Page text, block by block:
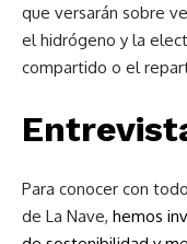
que versarán sobre
el hidrógeno y la
compartido o el
Para conocer con
de La Nave, hemos